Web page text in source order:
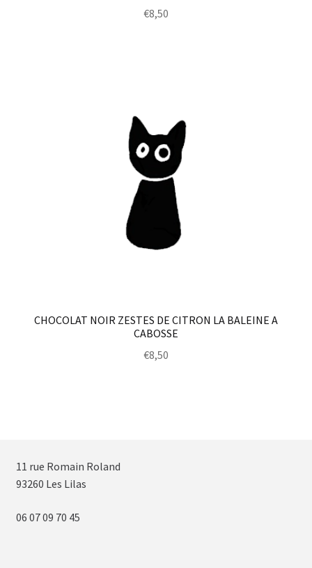
€8,50
CHOCOLAT NOIR ZESTES DE CITRON LA BALEINE A
CABOSSE
€8,50
11 rue Romain Roland
93260 Les Lilas
06 07 09 70 45